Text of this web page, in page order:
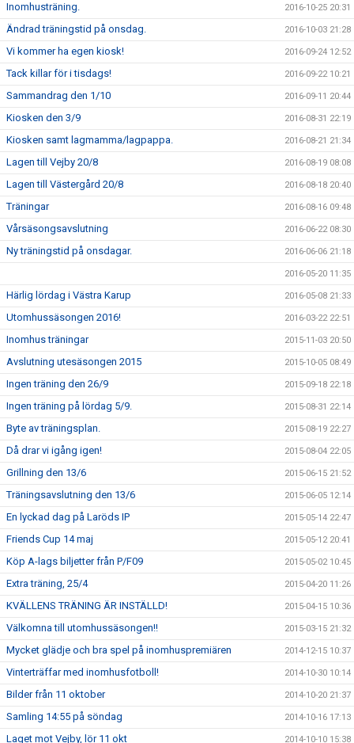
Inomhusträning. 2016-10-25 20:31
Ändrad träningstid på onsdag. 2016-10-03 21:28
Vi kommer ha egen kiosk! 2016-09-24 12:52
Tack killar för i tisdags! 2016-09-22 10:21
Sammandrag den 1/10 2016-09-11 20:44
Kiosken den 3/9 2016-08-31 22:19
Kiosken samt lagmamma/lagpappa. 2016-08-21 21:34
Lagen till Vejby 20/8 2016-08-19 08:08
Lagen till Västergård 20/8 2016-08-18 20:40
Träningar 2016-08-16 09:48
Vårsäsongsavslutning 2016-06-22 08:30
Ny träningstid på onsdagar. 2016-06-06 21:18
2016-05-20 11:35
Härlig lördag i Västra Karup 2016-05-08 21:33
Utomhussäsongen 2016! 2016-03-22 22:51
Inomhus träningar 2015-11-03 20:50
Avslutning utesäsongen 2015 2015-10-05 08:49
Ingen träning den 26/9 2015-09-18 22:18
Ingen träning på lördag 5/9. 2015-08-31 22:14
Byte av träningsplan. 2015-08-19 22:27
Då drar vi igång igen! 2015-08-04 22:05
Grillning den 13/6 2015-06-15 21:52
Träningsavslutning den 13/6 2015-06-05 12:14
En lyckad dag på Laröds IP 2015-05-14 22:47
Friends Cup 14 maj 2015-05-12 20:41
Köp A-lags biljetter från P/F09 2015-05-02 10:45
Extra träning, 25/4 2015-04-20 11:26
KVÄLLENS TRÄNING ÄR INSTÄLLD! 2015-04-15 10:36
Välkomna till utomhussäsongen!! 2015-03-15 21:32
Mycket glädje och bra spel på inomhuspremiären 2014-12-15 10:37
Vinterträffar med inomhusfotboll! 2014-10-30 10:14
Bilder från 11 oktober 2014-10-20 21:37
Samling 14:55 på söndag 2014-10-16 17:13
Laget mot Vejby, lör 11 okt 2014-10-10 15:38